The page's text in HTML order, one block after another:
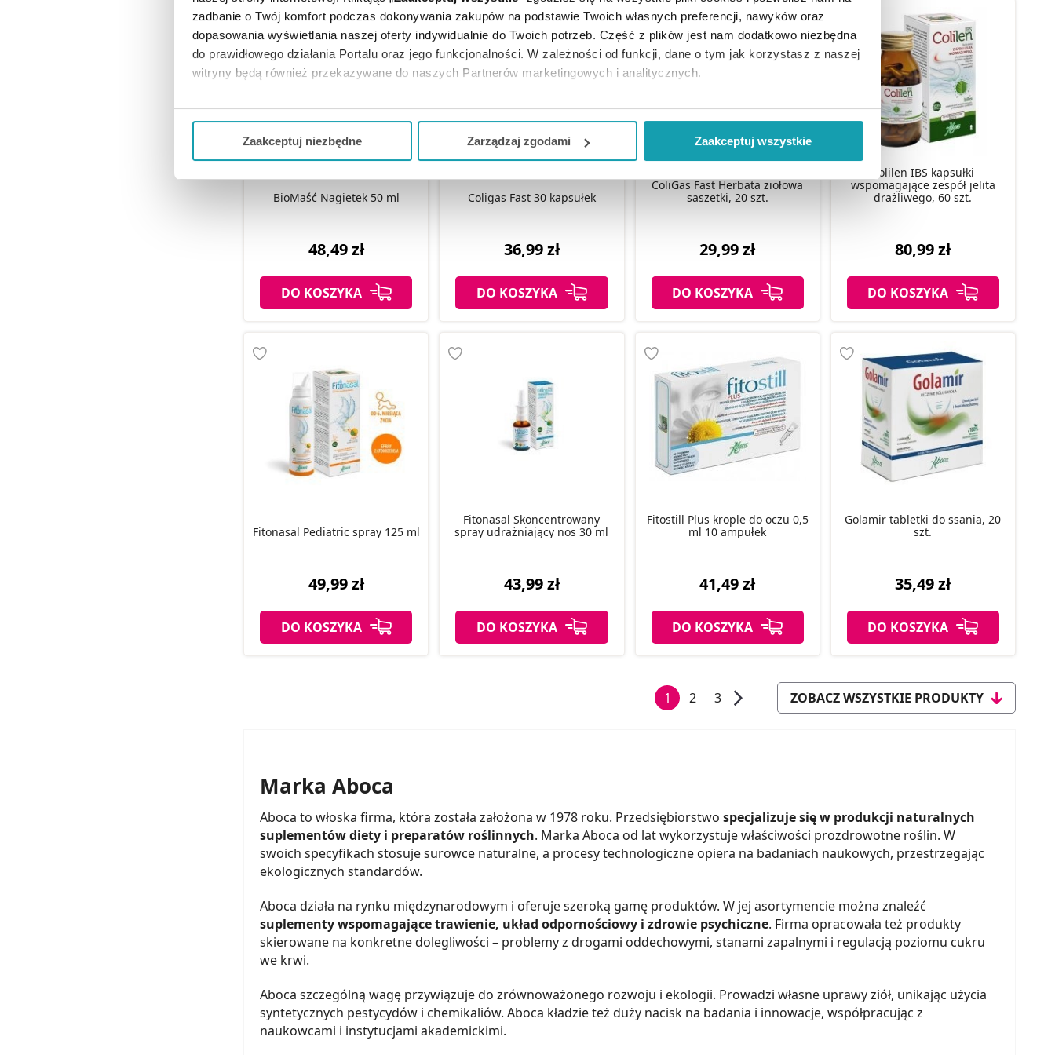
zadbanie o Twój komfort podczas dokonywania zakupów na podstawie Twoich własnych preferencji, nawyków oraz
dopasowania wyświetlania naszej oferty indywidualnie do Twoich potrzeb. Część z plików jest nam dodatkowo niezbędna
do prawidłowego działania Portalu oraz jego funkcjonalności. W zależności od funkcji, dane o tym jak korzystasz z naszej
witryny będą również przekazywane do naszych Partnerów marketingowych i analitycznych.
Jeżeli chcesz dostosować swoją zgodę i wybrać tylko niektóre dodatkowe funkcje, z którymi wiąże się zbieranie danych o
Ciebie danych, które nie są niezbędne dla funkcjonowania Strony. Będzie się to jednak wiązało z brakiem dostępu do
wszystkich funkcjonalności Strony.
Zaakceptuj niezbędne Zarządzaj zgodami Zaakceptuj wszystkie
BioMaść Nagietek 50 ml
48,49 zł
DO KOSZYKA
Coligas Fast 30 kapsułek
36,99 zł
DO KOSZYKA
ColiGas Fast Herbata ziołowa
saszetki, 20 szt.
29,99 zł
DO KOSZYKA
Colilen IBS kapsułki
wspomagające zespół jelita
drażliwego, 60 szt.
80,99 zł
DO KOSZYKA
Fitonasal Pediatric spray 125 ml
49,99 zł
DO KOSZYKA
Fitonasal Skoncentrowany
spray udrażniający nos 30 ml
43,99 zł
DO KOSZYKA
Fitostill Plus krople do oczu 0,5
ml 10 ampułek
41,49 zł
DO KOSZYKA
Golamir tabletki do ssania, 20
szt.
35,49 zł
DO KOSZYKA
1 2 3 ZOBACZ WSZYSTKIE PRODUKTY
Marka Aboca
Aboca to włoska firma, która została założona w 1978 roku. Przedsiębiorstwo specjalizuje się w produkcji naturalnych
suplementów diety i preparatów roślinnych. Marka Aboca od lat wykorzystuje właściwości prozdrowotne roślin. W
swoich specyfikach stosuje surowce naturalne, a procesy technologiczne opiera na badaniach naukowych, przestrzegając
ekologicznych standardów.
Aboca działa na rynku międzynarodowym i oferuje szeroką gamę produktów. W jej asortymencie można znaleźć
suplementy wspomagające trawienie, układ odpornościowy i zdrowie psychiczne. Firma opracowała też produkty
skierowane na konkretne dolegliwości – problemy z drogami oddechowymi, stanami zapalnymi i regulacją poziomu cukru
we krwi.
Aboca szczególną wagę przywiązuje do zrównoważonego rozwoju i ekologii. Prowadzi własne uprawy ziół, unikając użycia
syntetycznych pestycydów i chemikaliów. Aboca kładzie też duży nacisk na badania i innowacje, współpracując z
naukowcami i instytucjami akademickimi.